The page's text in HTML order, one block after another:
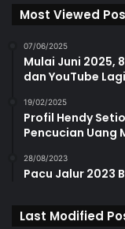
Most Viewed
07/06/2025
Mulai Juni 2025,
dan YouTube Lagi
19/02/2025
Profil Hendy
Pencucian Uang
28/08/2023
Pacu Jalur 2023
Last Modified